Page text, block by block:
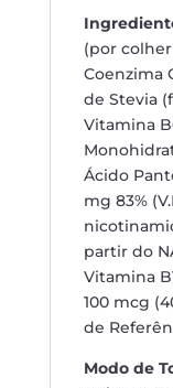
(por
Coenzima
de Stevia
Vitamina
Ácido
mg 83%
partir do
Vitamina
100 mcg
de
Modo de